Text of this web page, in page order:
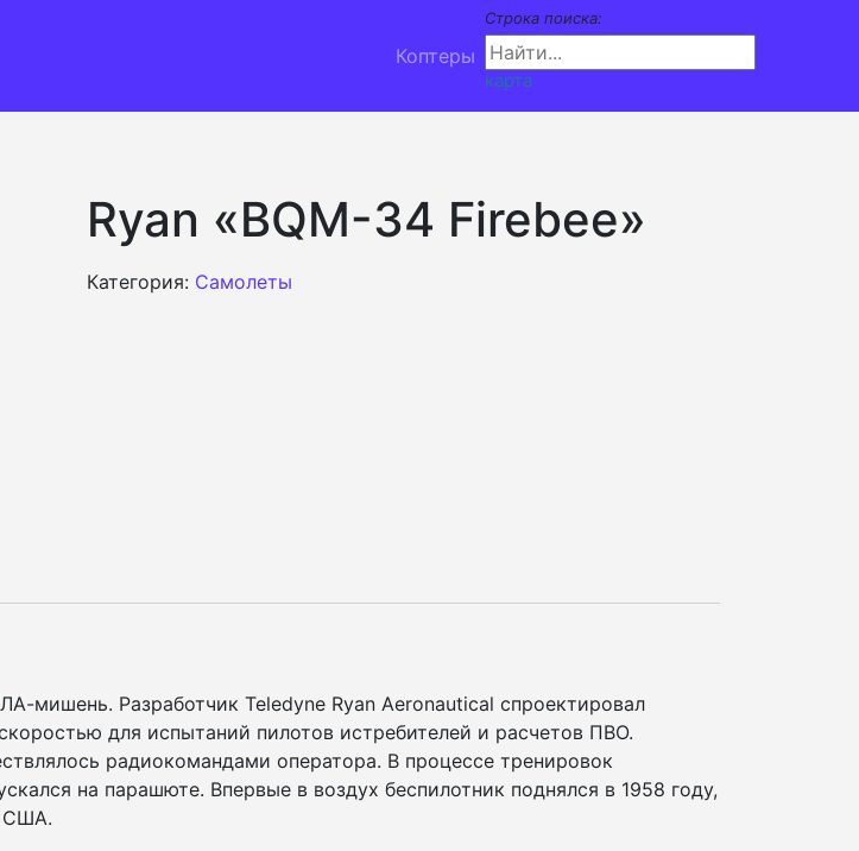
Коптеры
Строка поиска:
карта
Ryan «BQM-34 Firebee»
Категория: Самолеты
мишень. Разработчик Teledyne Ryan Aeronautical спроектировал
для испытаний пилотов истребителей и расчетов ПВО.
радиокомандами оператора. В процессе тренировок
на парашюте. Впервые в воздух беспилотник поднялся в 1958 году,
США.